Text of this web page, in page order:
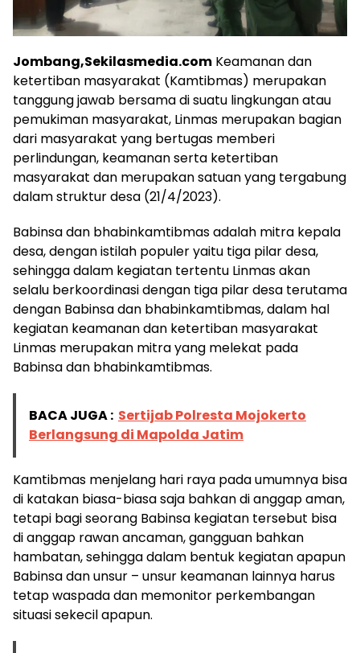
Jombang,Sekilasmedia.com Keamanan dan
ketertiban masyarakat (Kamtibmas) merupakan
tanggung jawab bersama di suatu lingkungan atau
pemukiman masyarakat, Linmas merupakan bagian
dari masyarakat yang bertugas memberi
perlindungan, keamanan serta ketertiban
masyarakat dan merupakan satuan yang tergabung
dalam struktur desa (21/4/2023).
Babinsa dan bhabinkamtibmas adalah mitra kepala
desa, dengan istilah populer yaitu tiga pilar desa,
sehingga dalam kegiatan tertentu Linmas akan
selalu berkoordinasi dengan tiga pilar desa terutama
dengan Babinsa dan bhabinkamtibmas, dalam hal
kegiatan keamanan dan ketertiban masyarakat
Linmas merupakan mitra yang melekat pada
Babinsa dan bhabinkamtibmas.
BACA JUGA : Sertijab Polresta Mojokerto
Berlangsung di Mapolda Jatim
Kamtibmas menjelang hari raya pada umumnya bisa
di katakan biasa-biasa saja bahkan di anggap aman,
tetapi bagi seorang Babinsa kegiatan tersebut bisa
di anggap rawan ancaman, gangguan bahkan
hambatan, sehingga dalam bentuk kegiatan apapun
Babinsa dan unsur – unsur keamanan lainnya harus
tetap waspada dan memonitor perkembangan
situasi sekecil apapun.